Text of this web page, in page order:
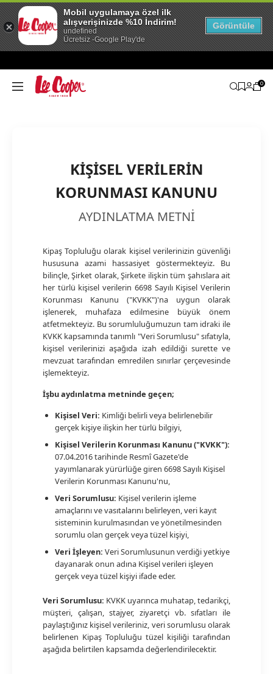
0
KİŞİSEL VERİLERİN
KORUNMASI KANUNU
AYDINLATMA METNİ
Kipaş Topluluğu olarak kişisel verilerinizin güvenliği
hususuna azami hassasiyet göstermekteyiz. Bu
bilinçle, Şirket olarak, Şirkete ilişkin tüm şahıslara ait
her türlü kişisel verilerin 6698 Sayılı Kişisel Verilerin
Korunması Kanunu ("KVKK")'na uygun olarak
işlenerek, muhafaza edilmesine büyük önem
atfetmekteyiz. Bu sorumluluğumuzun tam idraki ile
KVKK kapsamında tanımlı "Veri Sorumlusu" sıfatıyla,
kişisel verilerinizi aşağıda izah edildiği surette ve
mevzuat tarafından emredilen sınırlar çerçevesinde
işlemekteyiz.
İşbu aydınlatma metninde geçen;
Kişisel Veri: Kimliği belirli veya belirlenebilir
gerçek kişiye ilişkin her türlü bilgiyi,
Kişisel Verilerin Korunması Kanunu ("KVKK"):
07.04.2016 tarihinde Resmî Gazete'de
yayımlanarak yürürlüğe giren 6698 Sayılı Kişisel
Verilerin Korunması Kanunu'nu,
Veri Sorumlusu: Kişisel verilerin işleme
amaçlarını ve vasıtalarını belirleyen, veri kayıt
sisteminin kurulmasından ve yönetilmesinden
sorumlu olan gerçek veya tüzel kişiyi,
Veri İşleyen: Veri Sorumlusunun verdiği yetkiye
dayanarak onun adına Kişisel verileri işleyen
gerçek veya tüzel kişiyi ifade eder.
Veri Sorumlusu: KVKK uyarınca muhatap, tedarikçi,
müşteri, çalışan, stajyer, ziyaretçi vb. sıfatları ile
paylaştığınız kişisel verileriniz, veri sorumlusu olarak
belirlenen Kipaş Topluluğu tüzel kişiliği tarafından
aşağıda belirtilen kapsamda değerlendirilecektir.
Mobil uygulamaya özel ilk
alışverişinizde %10 İndirim!
undefined
Ücretsiz -Google Play'de
Görüntüle